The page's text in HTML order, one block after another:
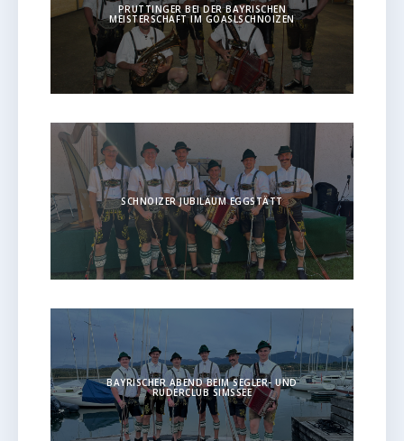
PRUTTINGER BEI DER BAYRISCHEN
MEISTERSCHAFT IM GOASLSCHNOIZEN
SCHNOIZER JUBILÄUM EGGSTÄTT
BAYRISCHER ABEND BEIM SEGLER- UND
RUDERCLUB SIMSSEE